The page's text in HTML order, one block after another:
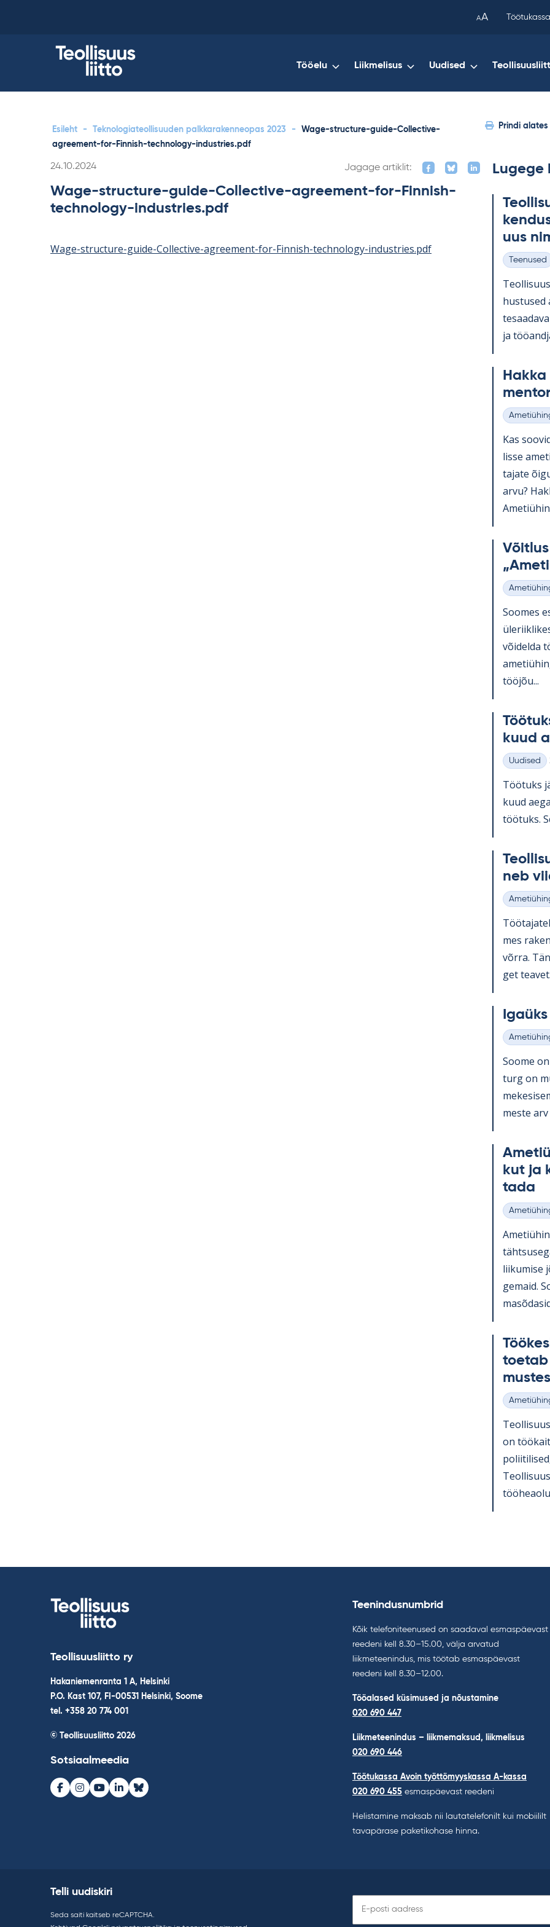
AA
Tööelu Liikmelisus Uudised
Esileht - Teknologiateollisuuden palkkarakenneopas 2023 -
Wage-structure-guide-Collective-
agreement-for-Finnish-technology-industries.pdf
Prindi alates
Kirjoitettu
24.10.2024 Jagage artiklit:
Wage-structure-guide-Collective-agreement-for-Finnish-
technology-industries.pdf
Wage-structure-guide-Collective-agreement-for-Finnish-technology-industries.pdf
Lugege
uus
Kategooriad
Teenused
hus­tused
ja
Kategooriad
Kas
lisse
ta­jate
arvu?
Kategooriad
Soo­mes
või­delda
tööjõu...
kuud
Kategooriad
Uudised
Töö­tuks
kuud
töö­tuks.
neb
Kategooriad
mes
võrra.
get
Kategooriad
Soome
turg on
meste
kut ja
tada
Kategooriad
lii­ku­mise
ge­maid.
mus­tes
Kategooriad
on
your
clipboard.)
Teollisuusliitto ry
Hakaniemenranta 1 A, Helsinki
P.O. Kast 107, FI-00531 Helsinki, Soome
tel. +358 20 774 001
© Teollisuusliitto 2026
Sotsiaalmeedia
Facebook
Instagram
Youtube
LinkedInBluesky
Teenindusnumbrid
Kõik telefoniteenused on saadaval esmaspäevast
reedeni kell 8.30–15.00, välja arvatud
liikmeteenindus, mis töötab esmaspäevast
reedeni kell 8.30–12.00.
Tööalased küsimused ja nõustamine
020 690 447
Liikmeteenindus – liikmemaksud, liikmelisus
020 690 446
Töötukassa Avoin työttömyyskassa A-kassa
020 690 455 esmaspäevast reedeni
Helistamine maksab nii lautatelefonilt kui mobiililt
tavapärase paketikohase hinna.
Telli uudiskiri
Seda saiti kaitseb reCAPTCHA.